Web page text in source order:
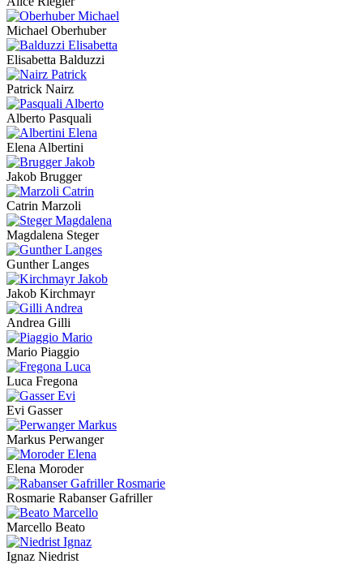
Michael Oberhuber
Elisabetta Balduzzi
Patrick Nairz
Alberto Pasquali
Elena Albertini
Jakob Brugger
Catrin Marzoli
Magdalena Steger
Gunther Langes
Jakob Kirchmayr
Andrea Gilli
Mario Piaggio
Luca Fregona
Evi Gasser
Markus Perwanger
Elena Moroder
Rosmarie Rabanser Gafriller
Marcello Beato
Ignaz Niedrist